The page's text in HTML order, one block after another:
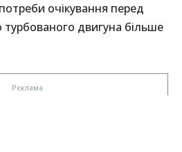
очікування перед
турбованого двигуна більше